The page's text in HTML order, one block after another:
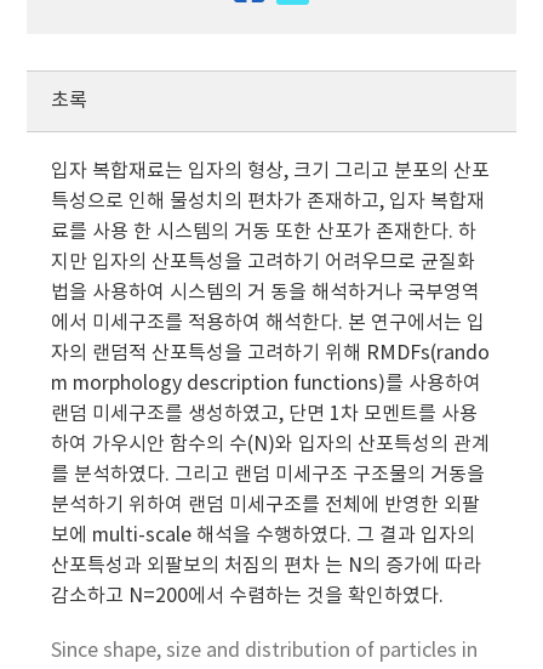
초록
입자 복합재료는 입자의 형상, 크기 그리고 분포의 산포
특성으로 인해 물성치의 편차가 존재하고, 입자 복합재
료를 사용 한 시스템의 거동 또한 산포가 존재한다. 하
지만 입자의 산포특성을 고려하기 어려우므로 균질화
법을 사용하여 시스템의 거 동을 해석하거나 국부영역
에서 미세구조를 적용하여 해석한다. 본 연구에서는 입
자의 랜덤적 산포특성을 고려하기 위해 RMDFs(rando
m morphology description functions)를 사용하여
랜덤 미세구조를 생성하였고, 단면 1차 모멘트를 사용
하여 가우시안 함수의 수(N)와 입자의 산포특성의 관계
를 분석하였다. 그리고 랜덤 미세구조 구조물의 거동을
분석하기 위하여 랜덤 미세구조를 전체에 반영한 외팔
보에 multi-scale 해석을 수행하였다. 그 결과 입자의
산포특성과 외팔보의 처짐의 편차 는 N의 증가에 따라
감소하고 N=200에서 수렴하는 것을 확인하였다.
Since shape, size and distribution of particles in